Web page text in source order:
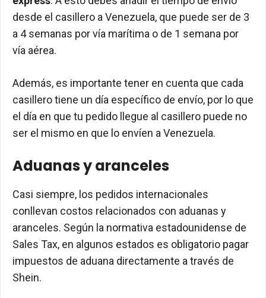
desde el casillero a Venezuela, que puede ser de 3
a 4 semanas por vía marítima o de 1 semana por
vía aérea.
Además, es importante tener en cuenta que cada
casillero tiene un día específico de envío, por lo que
el día en que tu pedido llegue al casillero puede no
ser el mismo en que lo envíen a Venezuela.
Aduanas y aranceles
Casi siempre, los pedidos internacionales
conllevan costos relacionados con aduanas y
aranceles. Según la normativa estadounidense de
Sales Tax, en algunos estados es obligatorio pagar
impuestos de aduana directamente a través de
Shein.